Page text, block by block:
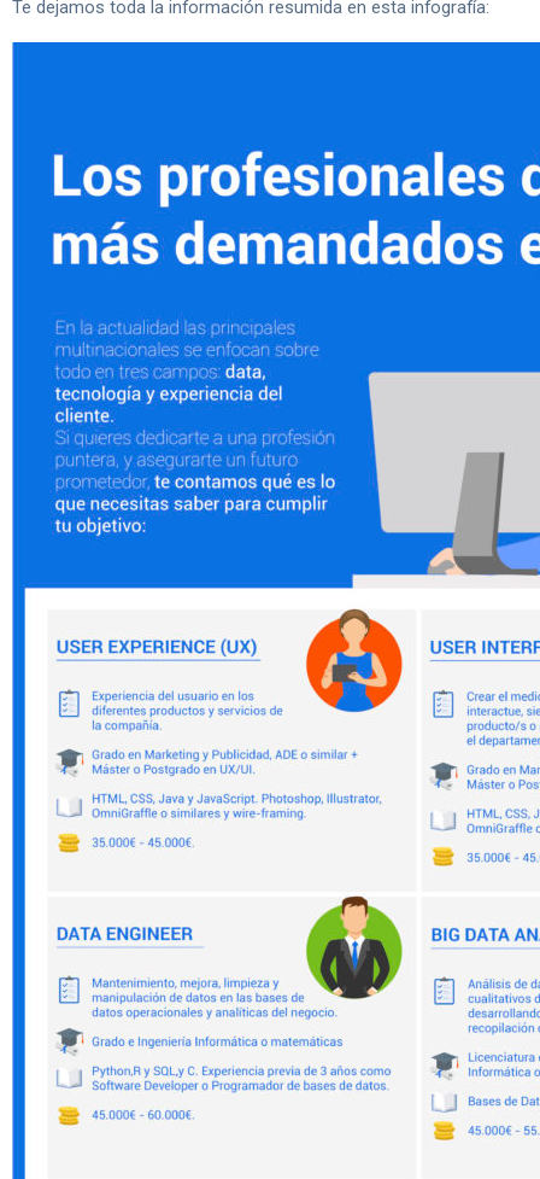
Te dejamos toda la información resumida en esta infografía: